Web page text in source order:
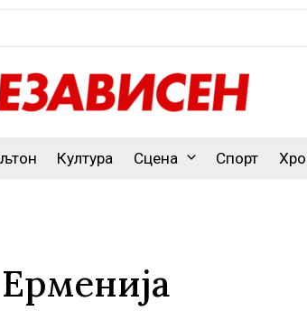
Култура Сцена Спорт